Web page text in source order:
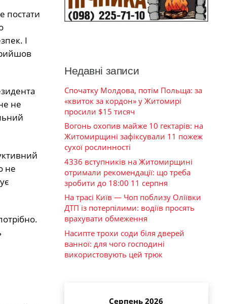
постати
І
не
не
Недавні записи
Спочатку Молдова, потім Польща: за
«квиток за кордон» у Житомирі
просили $15 тисяч
Вогонь охопив майже 10 гектарів: на
Житомирщині зафіксували 11 пожеж
сухої рослинності
4336 вступників на Житомирщині
отримали рекомендації: що треба
зробити до 18:00 11 серпня
На трасі Київ — Чоп поблизу Оліївки
ДТП із потерпілими: водіїв просять
врахувати обмеження
Насипте трохи соди біля дверей
ванної: для чого господині
використовують цей трюк
Серпень 2026